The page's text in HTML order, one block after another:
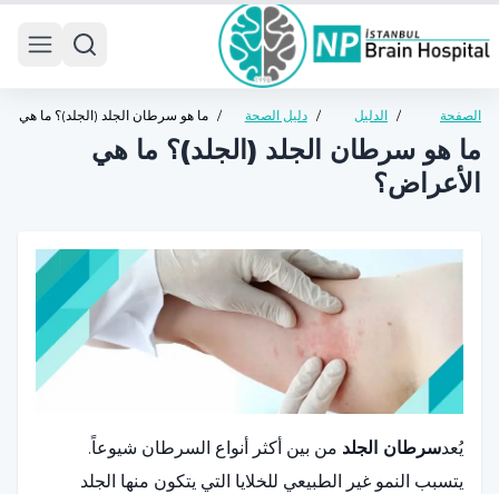
الصفحة
الرئيسية
/ الدليل
الصحي
/ دليل الصحة
العامة
/ ما هو سرطان الجلد (الجلد)؟ ما هي
الأعراض؟
ما هو سرطان الجلد (الجلد)؟ ما هي
الأعراض؟
يُعدسرطان الجلد من بين أكثر أنواع السرطان شيوعاً.
يتسبب النمو غير الطبيعي للخلايا التي يتكون منها الجلد